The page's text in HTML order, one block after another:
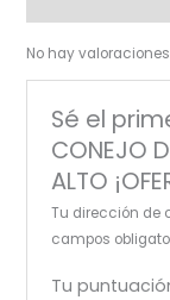
No hay
Sé el
CONEJO
ALTO
Tu dirección de
campos
Tu